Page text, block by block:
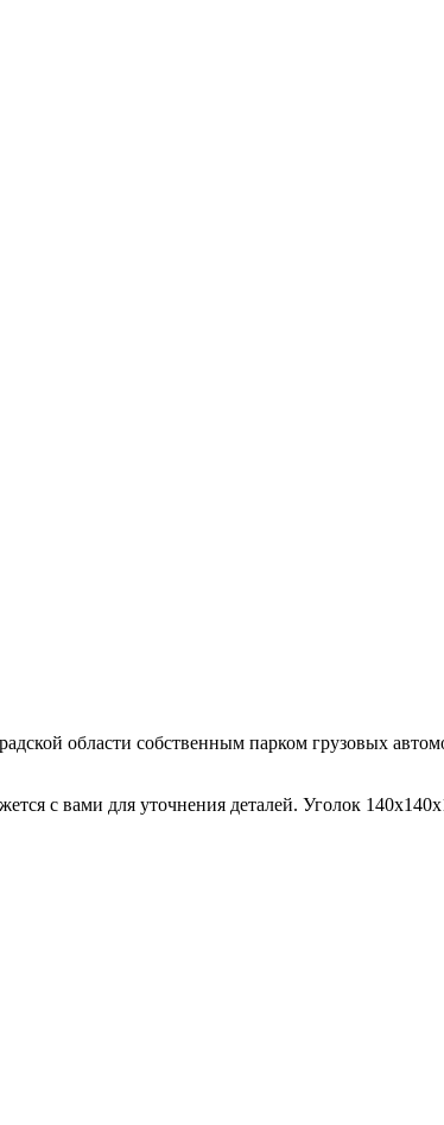
области собственным парком грузовых
с вами для уточнения деталей. Уголок